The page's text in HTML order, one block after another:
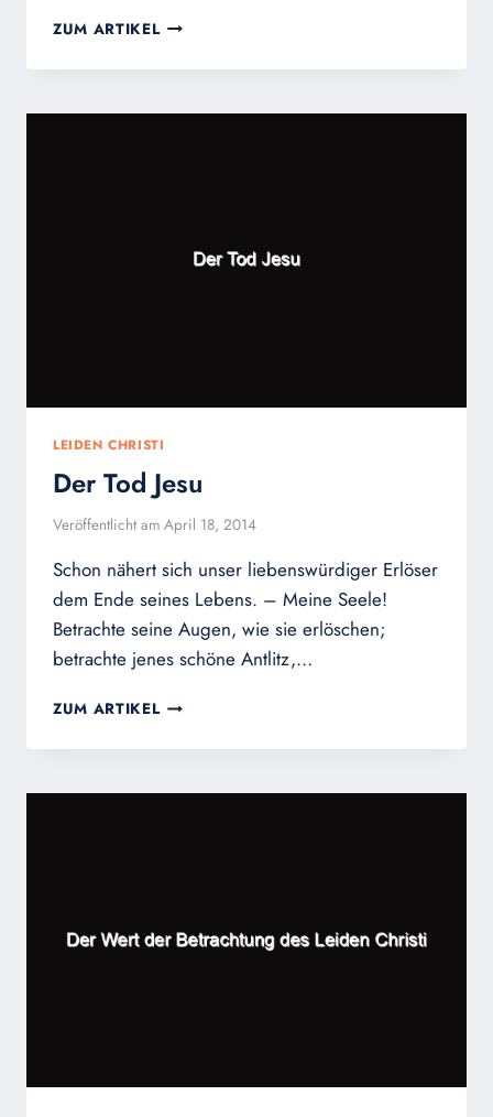
ZUM ARTIKEL DER
JESUS
LEIDEN CHRISTI
Der Tod Jesu
Veröffentlicht am April 18, 2014
Schon nähert sich unser liebenswürdiger Erlöser
dem Ende seines Lebens. – Meine Seele!
Betrachte seine Augen, wie sie erlöschen;
betrachte jenes schöne Antlitz,…
ZUM ARTIKEL DER
JESU